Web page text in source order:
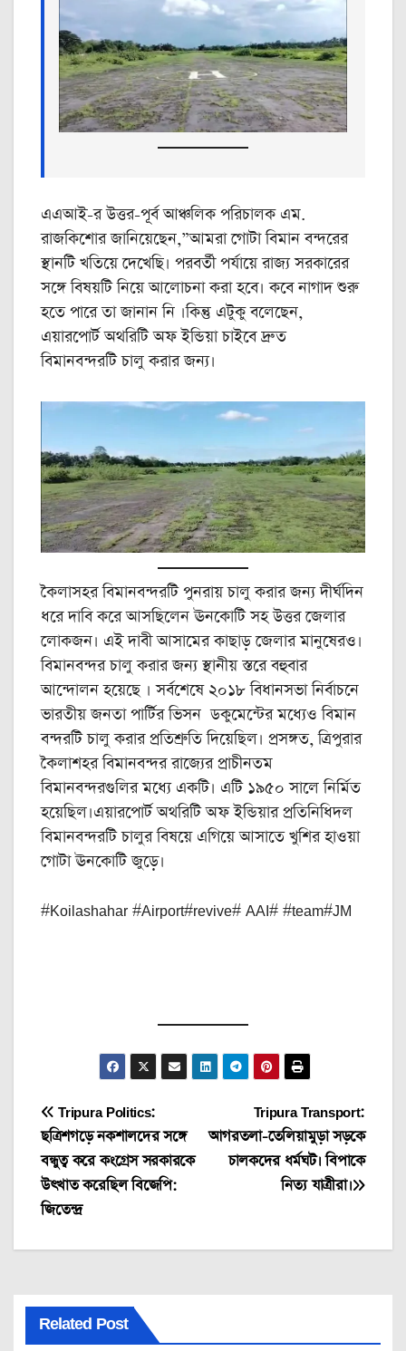
এএআই-র উত্তর-পূর্ব আঞ্চলিক পরিচালক এম.
রাজকিশোর জানিয়েছেন,”আমরা গোটা বিমান বন্দরের
স্থানটি খতিয়ে দেখেছি। পরবর্তী পর্যায়ে রাজ্য সরকারের
সঙ্গে বিষয়টি নিয়ে আলোচনা করা হবে। কবে নাগাদ শুরু
হতে পারে তা জানান নি ।কিন্তু এটুকু বলেছেন,
এয়ারপোর্ট অথরিটি অফ ইন্ডিয়া চাইবে দ্রুত
বিমানবন্দরটি চালু করার জন্য।
কৈলাসহর বিমানবন্দরটি পুনরায় চালু করার জন্য দীর্ঘদিন
ধরে দাবি করে আসছিলেন ঊনকোটি সহ উত্তর জেলার
লোকজন। এই দাবী আসামের কাছাড় জেলার মানুষেরও।
বিমানবন্দর চালু করার জন্য স্থানীয় স্তরে বহুবার
আন্দোলন হয়েছে । সর্বশেষে ২০১৮ বিধানসভা নির্বাচনে
ভারতীয় জনতা পার্টির ভিসন ডকুমেন্টের মধ্যেও বিমান
বন্দরটি চালু করার প্রতিশ্রুতি দিয়েছিল। প্রসঙ্গত, ত্রিপুরার
কৈলাশহর বিমানবন্দর রাজ্যের প্রাচীনতম
বিমানবন্দরগুলির মধ্যে একটি। এটি ১৯৫০ সালে নির্মিত
হয়েছিল।এয়ারপোর্ট অথরিটি অফ ইন্ডিয়ার প্রতিনিধিদল
বিমানবন্দরটি চালুর বিষয়ে এগিয়ে আসাতে খুশির হাওয়া
গোটা ঊনকোটি জুড়ে।
#Koilashahar #Airport#revive# AAI# #team#JM
Post
navigation
Tripura Transport:
আগরতলা-তেলিয়ামুড়া সড়কে
চালকদের ধর্মঘট। বিপাকে
নিত্য যাত্রীরা।
Tripura Politics:
ছত্রিশগড়ে নকশালদের সঙ্গে
বন্ধুত্ব করে কংগ্রেস সরকারকে
উৎখাত করেছিল বিজেপি:
জিতেন্দ্র
Related Post